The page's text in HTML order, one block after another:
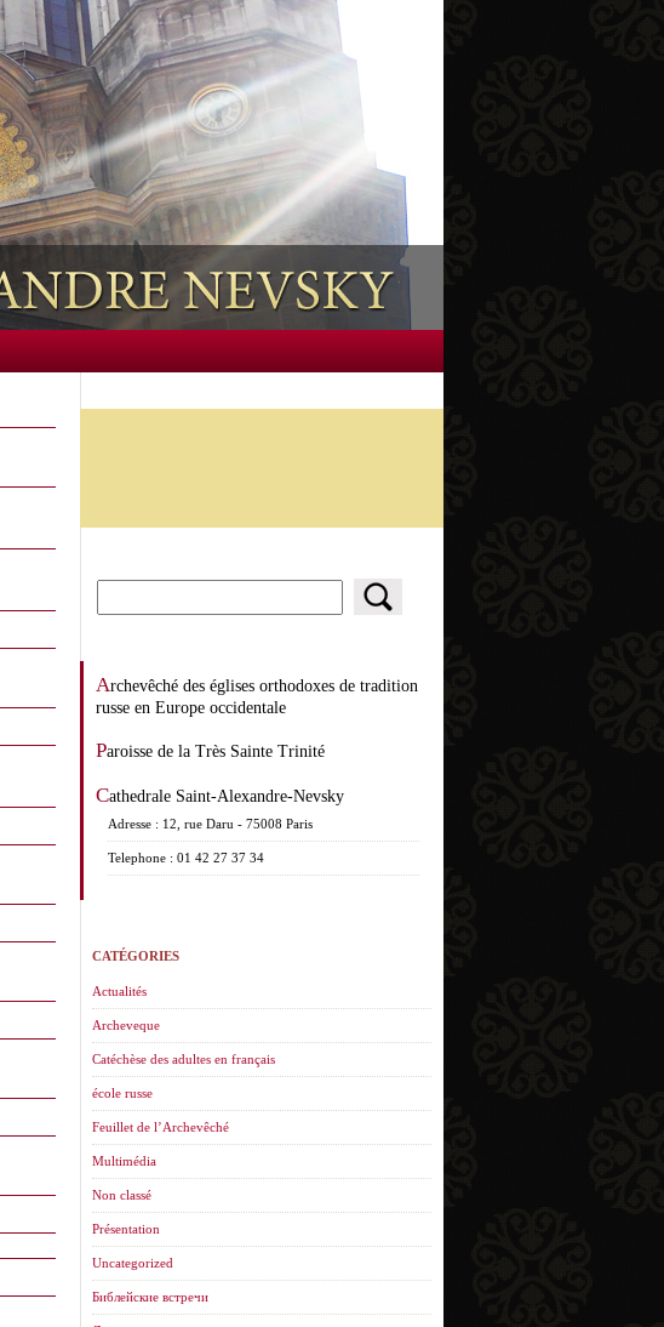
Archevêché des églises orthodoxes de tradition
russe en Europe occidentale
Paroisse de la Très Sainte Trinité
Cathedrale Saint-Alexandre-Nevsky
Adresse : 12, rue Daru - 75008 Paris
Telephone : 01 42 27 37 34
CATÉGORIES
Actualités
Archeveque
Catéchèse des adultes en français
école russe
Feuillet de l’Archevêché
Multimédia
Non classé
Présentation
Uncategorized
Библейские встречи